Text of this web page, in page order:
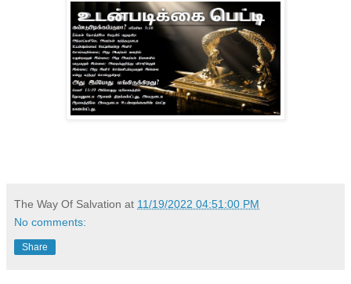
The Way Of Salvation at 11/19/2022 04:51:00 PM
No comments:
Share